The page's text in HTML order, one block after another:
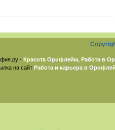
- Красота Орифлейм, Работа в
на сайт Работа и карьера в